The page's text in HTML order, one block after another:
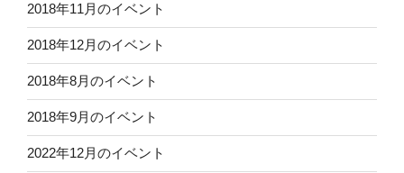
2018年11月のイベント
2018年12月のイベント
2018年8月のイベント
2018年9月のイベント
2022年12月のイベント